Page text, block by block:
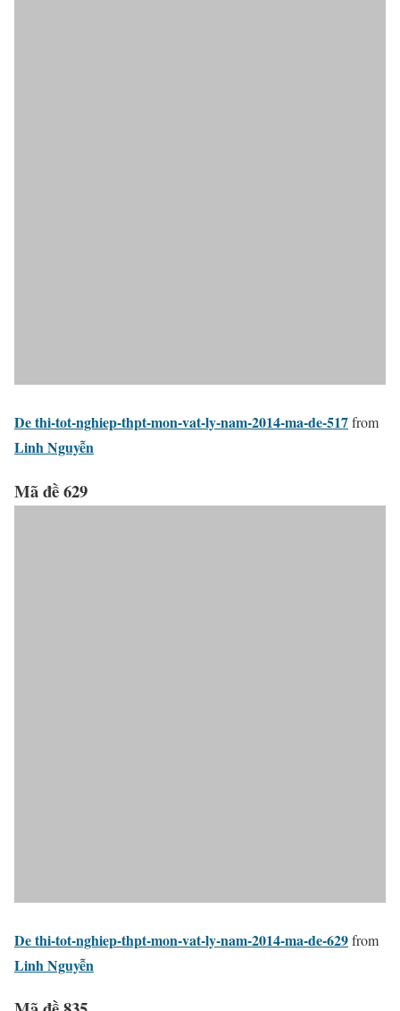
De thi-tot-nghiep-thpt-mon-vat-ly-nam-2014-ma-de-517from
Linh Nguyễn
Mã đề 629
De thi-tot-nghiep-thpt-mon-vat-ly-nam-2014-ma-de-629from
Linh Nguyễn